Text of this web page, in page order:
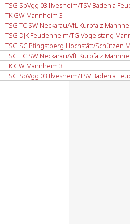
TSG SpVgg 03 Ilvesheim/TSV Badenia
TK GW Mannheim 3
TSG TC SW Neckarau/VfL Kurpfalz
TSG DJK Feudenheim/TG Vogelstang
TSG SC Pfingstberg Hochstätt/Schützen
TSG TC SW Neckarau/VfL Kurpfalz
TK GW Mannheim 3
TSG SpVgg 03 Ilvesheim/TSV Badenia